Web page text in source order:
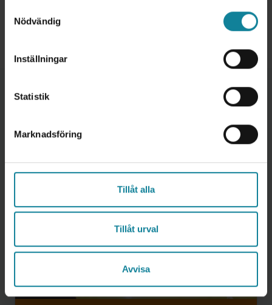
Nödvändig
Inställningar
Statistik
Marknadsföring
Tillåt alla
Tillåt urval
Avvisa